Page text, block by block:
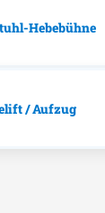
Hebebühne
/ Aufzug